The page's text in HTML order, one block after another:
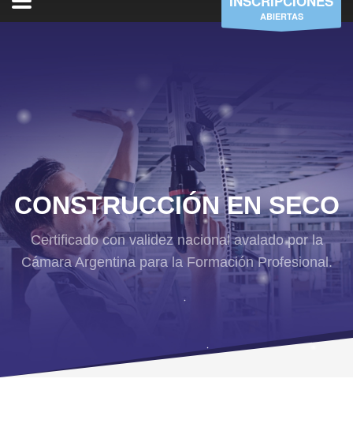
ABIERTAS
CONSTRUCCIÓN EN SECO
Certificado con validez nacional avalado por la
Cámara Argentina para la Formación Profesional.